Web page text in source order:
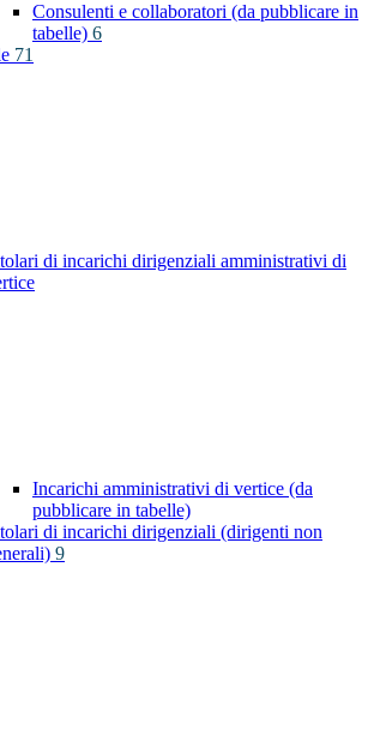
Consulenti e collaboratori (da pubblicare in
tabelle) 6
71
di incarichi dirigenziali amministrativi di
Incarichi amministrativi di vertice (da
pubblicare in tabelle)
di incarichi dirigenziali (dirigenti non
9